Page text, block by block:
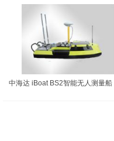
中海达 iBoat BS2智能无人测量船